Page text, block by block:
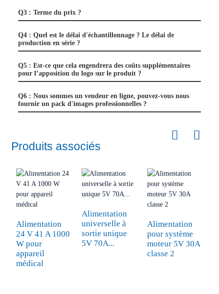
Q3 : Terme du prix ?
Q4 : Quel est le délai d'échantillonnage ? Le délai de
production en série ?
Q5 : Est-ce que cela engendrera des coûts supplémentaires
pour l’apposition du logo sur le produit ?
Q6 : Nous sommes un vendeur en ligne, pouvez-vous nous
fournir un pack d'images professionnelles ?
Produits associés
Alimentation
24 V 41 A 1000
W pour
appareil
médical
Alimentation
universelle à
sortie unique
5V 70A...
Alimentation
pour système
moteur 5V 30A
classe 2